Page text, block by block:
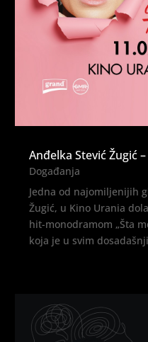
Anđelka Stević Žugić
Događanja
Jedna od najomiljenijih
Žugić, u Kino Urania
hit-monodramom „Šta
koja je u svim